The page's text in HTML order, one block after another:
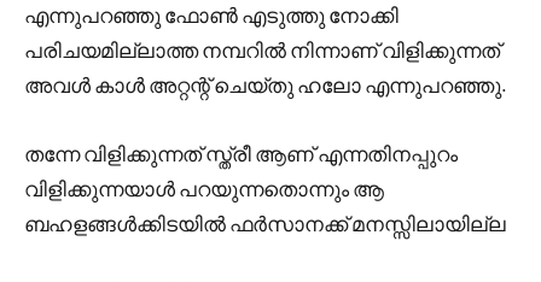
എന്നുപറഞ്ഞു ഫോൺ എടുത്തു നോക്കി
പരിചയമില്ലാത്ത നമ്പറിൽ നിന്നാണ് വിളിക്കുന്നത്
അവൾ കാൾ അറ്റന്റ് ചെയ്തു ഹലോ എന്നുപറഞ്ഞു.
തന്നേ വിളിക്കുന്നത് സ്ത്രീ ആണ് എന്നതിനപ്പുറം
വിളിക്കുന്നയാൾ പറയുന്നതൊന്നും ആ
ബഹളങ്ങൾക്കിടയിൽ ഫർസാനക്ക് മനസ്സിലായില്ല